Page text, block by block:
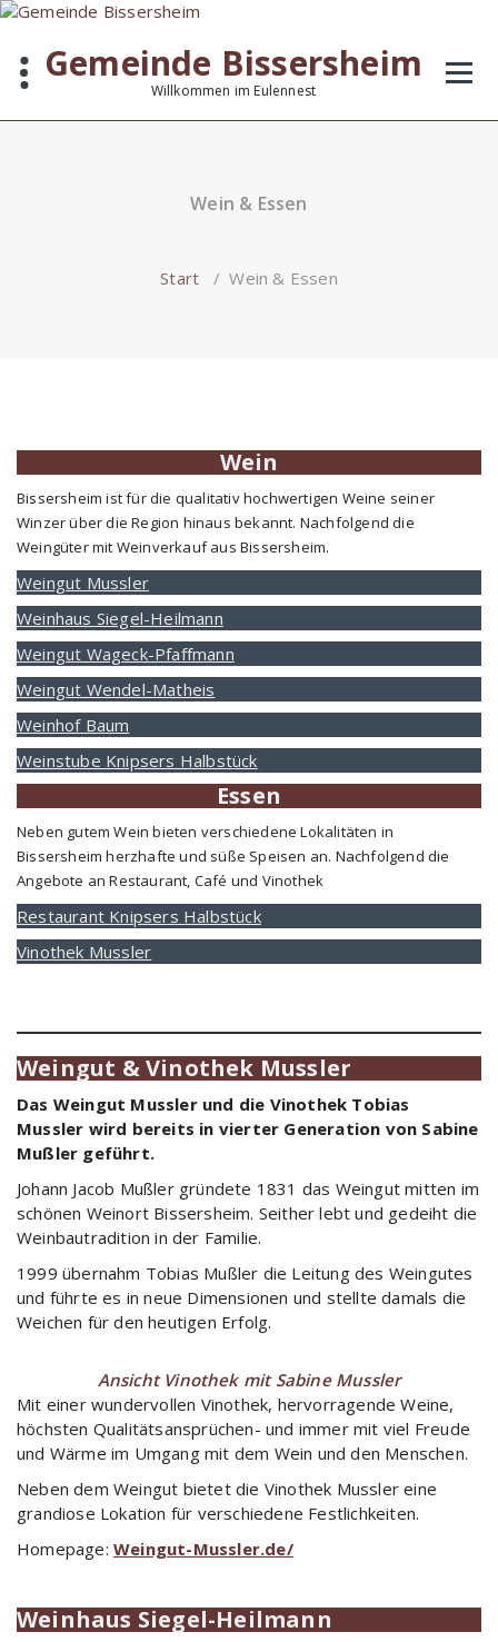
Zum
springenGemeinde Bissersheim
Willkommen im Eulennest
Wein & Essen
Start /Wein & Essen
Wein
Bissersheim ist für die qualitativ hochwertigen Weine seiner
Winzer über die Region hinaus bekannt. Nachfolgend die
Weingüter mit Weinverkauf aus Bissersheim.
Weingut Mussler
Weinhaus Siegel-Heilmann
Weingut Wageck-Pfaffmann
Weingut Wendel-Matheis
Weinhof Baum
Weinstube Knipsers Halbstück
Essen
Neben gutem Wein bieten verschiedene Lokalitäten in
Bissersheim herzhafte und süße Speisen an. Nachfolgend die
Angebote an Restaurant, Café und Vinothek
Restaurant Knipsers Halbstück
Vinothek Mussler
Weingut & Vinothek Mussler
Das Weingut Mussler und die Vinothek Tobias
Mussler wird bereits in vierter Generation von Sabine
Mußler geführt.
Johann Jacob Mußler gründete 1831 das Weingut mitten im
schönen Weinort Bissersheim. Seither lebt und gedeiht die
Weinbautradition in der Familie.
1999 übernahm Tobias Mußler die Leitung des Weingutes
und führte es in neue Dimensionen und stellte damals die
Weichen für den heutigen Erfolg.
Ansicht Vinothek mit Sabine Mussler
Mit einer wundervollen Vinothek, hervorragende Weine,
höchsten Qualitätsansprüchen- und immer mit viel Freude
und Wärme im Umgang mit dem Wein und den Menschen.
Neben dem Weingut bietet die Vinothek Mussler eine
grandiose Lokation für verschiedene Festlichkeiten.
Homepage: Weingut-Mussler.de/
Weinhaus Siegel-Heilmann